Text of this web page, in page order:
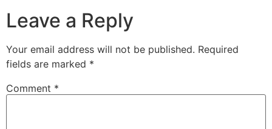
Leave a Reply
Your email address will not be published. Required
fields are marked *
Comment *